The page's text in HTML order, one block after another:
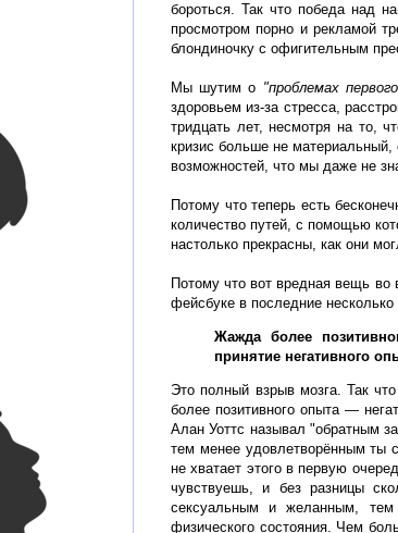
бороться. Так что победа над
просмотром порно и рекламой
блондиночку с офигительным
Мы шутим о "проблемах
здоровьем из-за стресса,
тридцать лет, несмотря на то,
кризис больше не материальный,
возможностей, что мы даже не
Потому что теперь есть
количество путей, с помощью
настолько прекрасны, как они
Потому что вот вредная вещь
фейсбуке в последние
Жажда более
принятие негативного
Это полный взрыв мозга. Так
более позитивного опыта —
Алан Уоттс называл "обратным
тем менее удовлетворённым ты
не хватает этого в первую
чувствуешь, и без разницы
сексуальным и желанным, тем
физического состояния. Чем